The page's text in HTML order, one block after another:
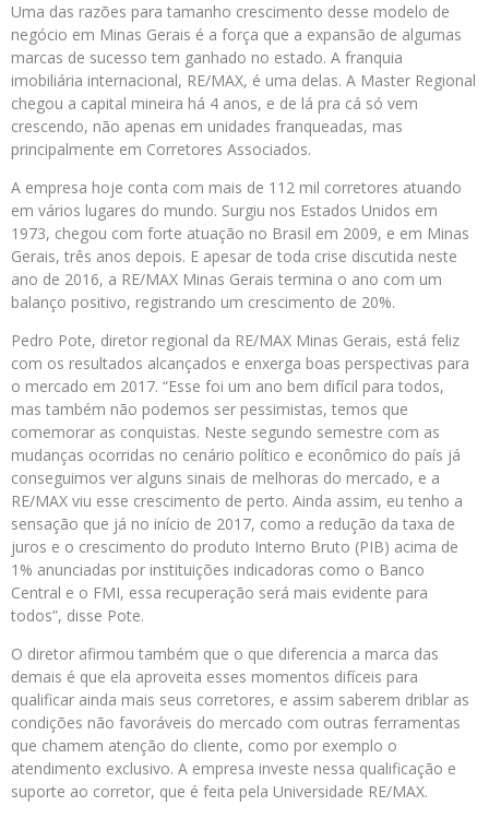
Uma das razões para tamanho crescimento desse modelo de
negócio em Minas Gerais é a força que a expansão de algumas
marcas de sucesso tem ganhado no estado. A franquia
imobiliária internacional, RE/MAX, é uma delas. A Master Regional
chegou a capital mineira há 4 anos, e de lá pra cá só vem
crescendo, não apenas em unidades franqueadas, mas
principalmente em Corretores Associados.
A empresa hoje conta com mais de 112 mil corretores atuando
em vários lugares do mundo. Surgiu nos Estados Unidos em
1973, chegou com forte atuação no Brasil em 2009, e em Minas
Gerais, três anos depois. E apesar de toda crise discutida neste
ano de 2016, a RE/MAX Minas Gerais termina o ano com um
balanço positivo, registrando um crescimento de 20%.
Pedro Pote, diretor regional da RE/MAX Minas Gerais, está feliz
com os resultados alcançados e enxerga boas perspectivas para
o mercado em 2017. “Esse foi um ano bem difícil para todos,
mas também não podemos ser pessimistas, temos que
comemorar as conquistas. Neste segundo semestre com as
mudanças ocorridas no cenário político e econômico do país já
conseguimos ver alguns sinais de melhoras do mercado, e a
RE/MAX viu esse crescimento de perto. Ainda assim, eu tenho a
sensação que já no início de 2017, como a redução da taxa de
juros e o crescimento do produto Interno Bruto (PIB) acima de
1% anunciadas por instituições indicadoras como o Banco
Central e o FMI, essa recuperação será mais evidente para
todos”, disse Pote.
O diretor afirmou também que o que diferencia a marca das
demais é que ela aproveita esses momentos difíceis para
qualificar ainda mais seus corretores, e assim saberem driblar as
condições não favoráveis do mercado com outras ferramentas
que chamem atenção do cliente, como por exemplo o
atendimento exclusivo. A empresa investe nessa qualificação e
suporte ao corretor, que é feita pela Universidade RE/MAX.